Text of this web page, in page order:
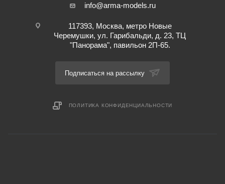
info@arma-models.ru
117393, Москва, метро Новые
Черемушки, ул. Гарибальди, д. 23, ТЦ
"Панорама", павильон 2П-65.
Подписаться на рассылку
ПОЛИТИКА КОНФИДЕНЦИАЛЬНОСТИ